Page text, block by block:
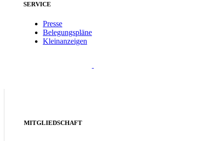
SERVICE
Presse
Belegungspläne
Kleinanzeigen
MITGLIEDSCHAFT